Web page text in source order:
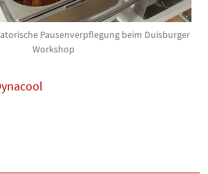
Pausenverpflegung beim Duisburger
Workshop